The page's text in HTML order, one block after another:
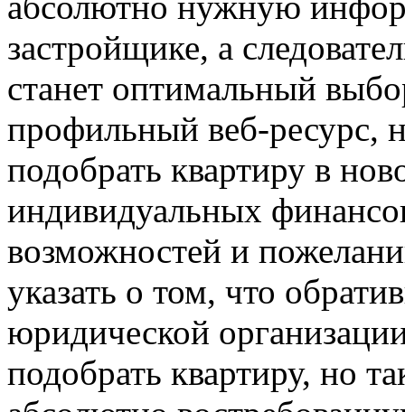
застройщике, а
станет оптимальный
профильный веб-ресурс,
подобрать квартиру в
индивидуальных
возможностей и
указать о том, что
юридической
подобрать квартиру, но